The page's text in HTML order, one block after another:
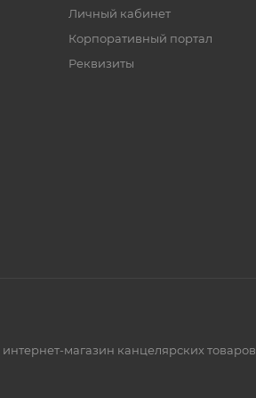
Личный кабинет
Корпоративный портал
Реквизиты
магазин канцелярских товаров